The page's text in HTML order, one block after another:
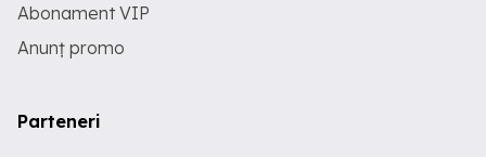
Abonament VIP
Anunț promo
Parteneri